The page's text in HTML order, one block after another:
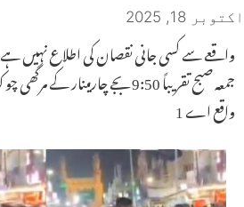
اکتوبر 18, 2025
جمعہ صبح تقریباً 9:50 بجے
واقع اے 1